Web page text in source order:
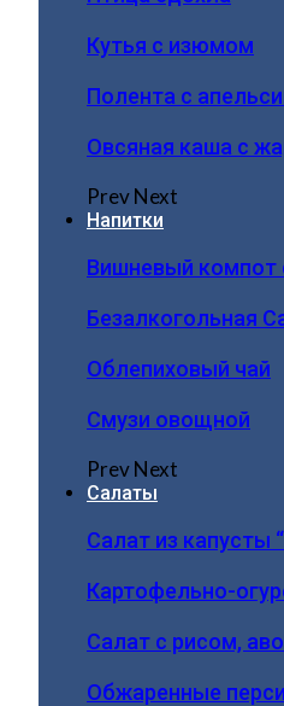
Кутья с изюмом
Полента с
Овсяная каша с
PrevNext
Напитки
Вишневый компот
Безалкогольная
Облепиховый чай
Смузи овощной
PrevNext
Салаты
Салат из капусты
Картофельно-
Салат с рисом,
Обжаренные